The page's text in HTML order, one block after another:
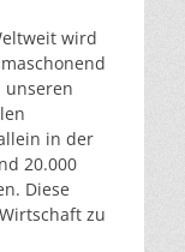
wird
unseren
in der
20.000
Diese
zu